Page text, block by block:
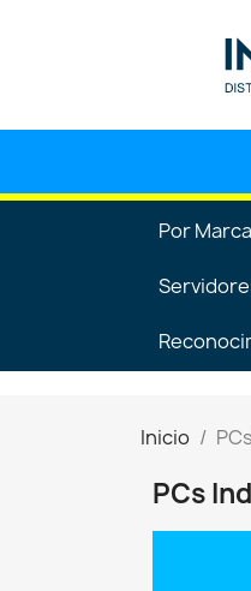
Por Marca
Inicio
PCs